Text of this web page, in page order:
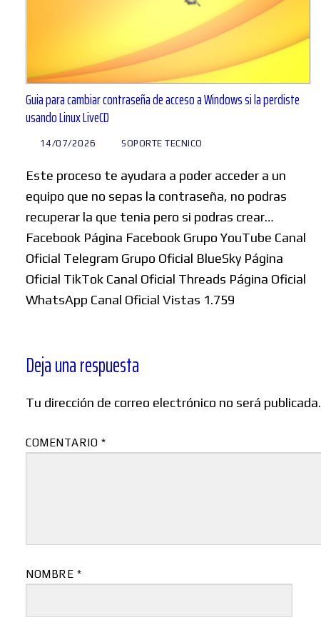
Guia para cambiar contraseña de acceso a Windows si la perdiste
usando Linux LiveCD
14/07/2026 SOPORTE TECNICO
Este proceso te ayudara a poder acceder a un
equipo que no sepas la contraseña, no podras
recuperar la que tenia pero si podras crear…
Facebook Página Facebook Grupo YouTube Canal
Oficial Telegram Grupo Oficial BlueSky Página
Oficial TikTok Canal Oficial Threads Página Oficial
WhatsApp Canal Oficial Vistas 1.759
Deja una respuesta
Tu dirección de correo electrónico no será publicada.
COMENTARIO *
NOMBRE *